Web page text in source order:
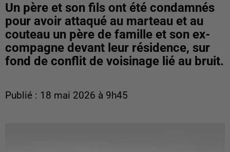
Un père et son fils ont été condamnés
pour avoir attaqué au marteau et au
couteau un père de famille et son ex-
compagne devant leur résidence, sur
fond de conflit de voisinage lié au bruit.
Publié : 18 mai 2026 à 9h45